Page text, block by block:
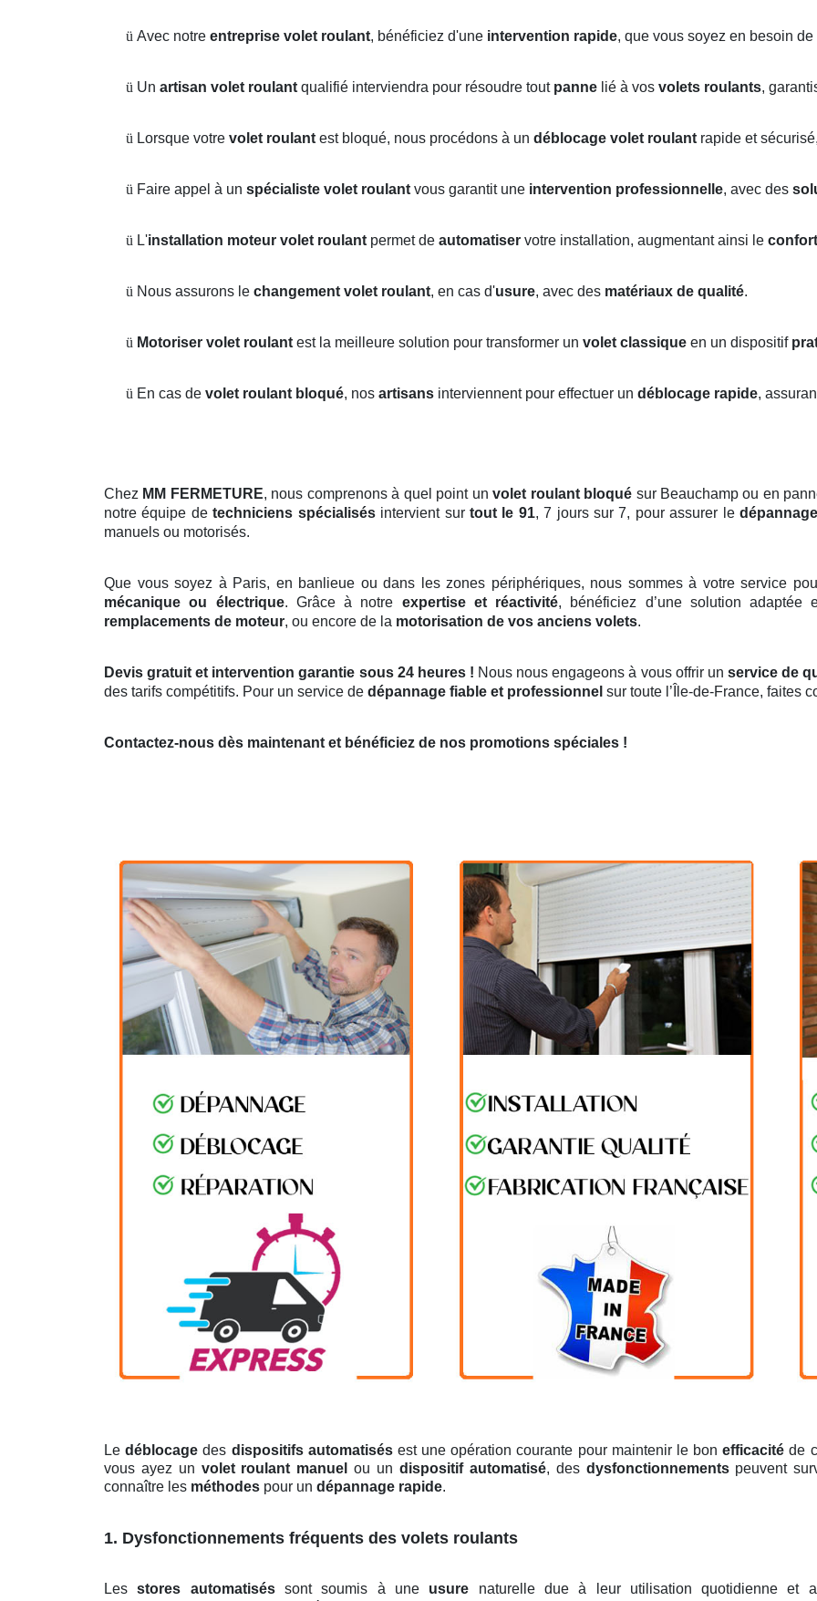
ü Avec notre entreprise volet roulant, bénéficiez d'une intervention rapide, que vous soyez en besoin de
ü Un artisan volet roulant qualifié interviendra pour résoudre tout panne lié à vos volets roulants,
ü Lorsque votre volet roulant est bloqué, nous procédons à un déblocage volet roulant rapide et
ü Faire appel à un spécialiste volet roulant vous garantit une intervention professionnelle, avec des
ü L'installation moteur volet roulant permet de automatiser votre installation, augmentant ainsi le confort
ü Nous assurons le changement volet roulant, en cas d'usure, avec des matériaux de qualité.
ü Motoriser volet roulant est la meilleure solution pour transformer un volet classique en un dispositif
ü En cas de volet roulant bloqué, nos artisans interviennent pour effectuer un déblocage rapide,
Chez MM FERMETURE, nous comprenons à quel point unvolet roulant bloqué sur Beauchamp ou en
notre équipe detechniciens spécialisésintervient sur tout le 91, 7 jours sur 7, pour assurer le
manuels ou motorisés.
Que vous soyez à Paris, en banlieue ou dans les zones périphériques, nous sommes à votre service
mécanique ou électrique. Grâce à notre expertise et réactivité, bénéficiez d’une solution
remplacements de moteur, ou encore de la motorisation de vos anciens volets.
Devis gratuit et intervention garantie sous 24 heures ! Nous nous engageons à vous offrir un service de
des tarifs compétitifs. Pour un service de dépannage fiable et professionnel sur toute l’Île-de-France, faites
Contactez-nous dès maintenant et bénéficiez de nos promotions spéciales !
Ledéblocage des dispositifs automatisésest une opération courante pour maintenir le bonefficacité de
vous ayez un volet roulant manuel ou un dispositif automatisé, des dysfonctionnementspeuvent
connaître les méthodes pour un dépannage rapide.
1. Dysfonctionnements fréquents des volets roulants
Lesstores automatiséssont soumis à une usure naturelle due à leur utilisation quotidienne et